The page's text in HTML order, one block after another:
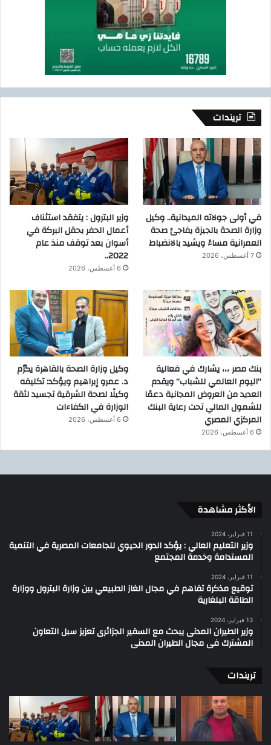
تريندات
في أولى جولاته الميدانية.. وكيل
وزارة الصحة بالجيزة يفاجئ صحة
العمرانية مساءً ويشيد بالانضباط
7 أغسطس، 2026
وزير البترول : يتفقد استئناف
أعمال الحفر بحقل البركة في
أسوان بعد توقف منذ عام
2022..
6 أغسطس، 2026
بنك مصر ،،، يشارك في فعالية
“اليوم العالمي للشباب” ويقدم
العديد من العروض المجانية دعمًا
للشمول المالي تحت رعاية البنك
المركزي المصري
6 أغسطس، 2026
وكيل وزارة الصحة بالقاهرة يكرّم
د. عمرو إبراهيم ويؤكد: تكليفه
وكيلًا لصحة الشرقية تجسيد لثقة
الوزارة في الكفاءات
6 أغسطس، 2026
الأكثر مشاهدة
11 فبراير، 2024
وزير التعليم العالي : يؤكد الدور الحيوي للجامعات المصرية في التنمية
المستدامة وخدمة المجتمع
11 فبراير، 2024
توقيع مذكرة تفاهم في مجال الغاز الطبيعي بين وزارة البترول ووزارة
الطاقة البلغارية
13 فبراير، 2024
وزير الطيران المدنى يبحث مع السفير الجزائرى تعزيز سبل التعاون
المشترك فى مجال الطيران المدنى
تريندات